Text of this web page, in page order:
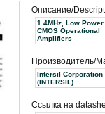
Описание/
1.4MHz, Low Power
CMOS Operational
Amplifiers
Производитель/
Intersil Corporation
(INTERSIL)
Ссылка на